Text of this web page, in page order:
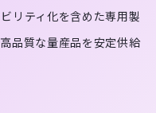
リティ化を含めた専用製
品質な量産品を安定供給